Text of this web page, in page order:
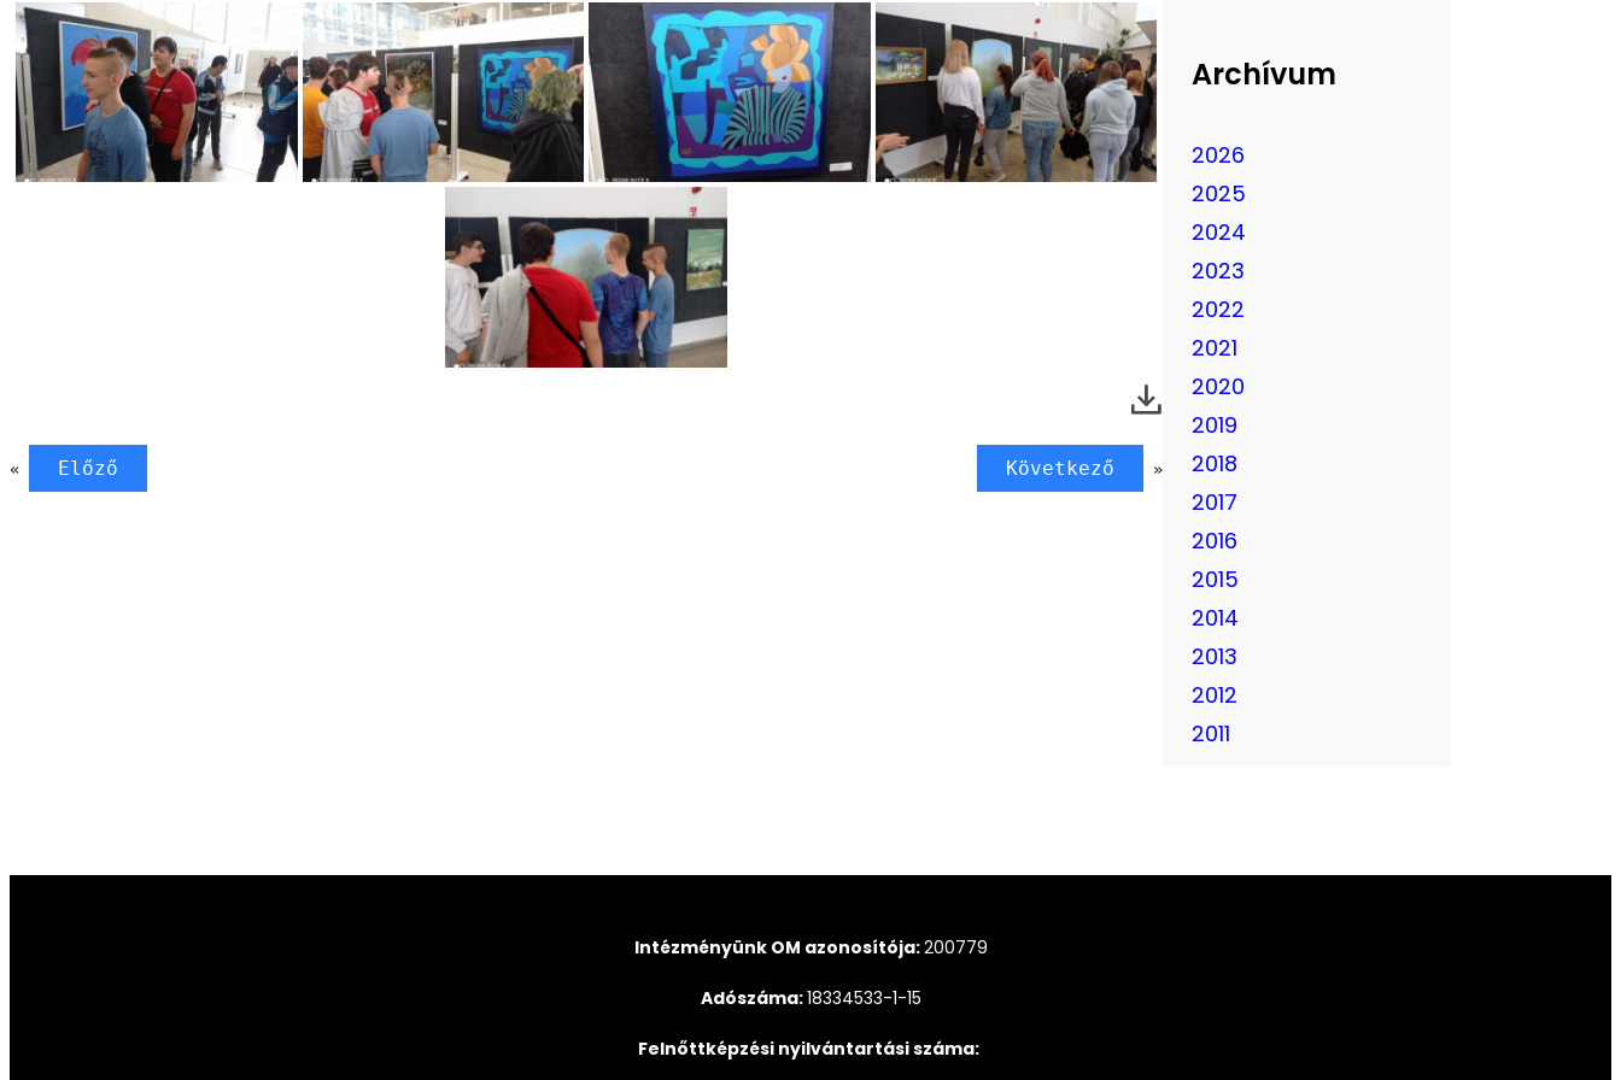
« Előző Következő »
Archívum
2026
2025
2024
2023
2022
2021
2020
2019
2018
2017
2016
2015
2014
2013
2012
2011
Intézményünk OM azonosítója:200779
Adószáma:18334533-1-15
Felnőttképzési nyilvántartási száma: